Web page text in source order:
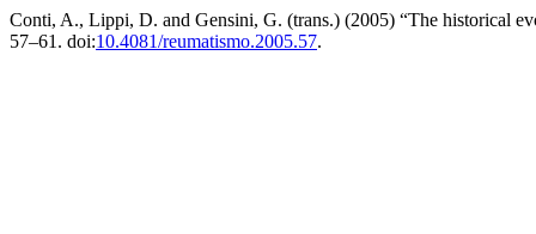
Conti, A., Lippi, D. and Gensini, G. (trans.) (2005) “The historical
57–61. doi:10.4081/reumatismo.2005.57.